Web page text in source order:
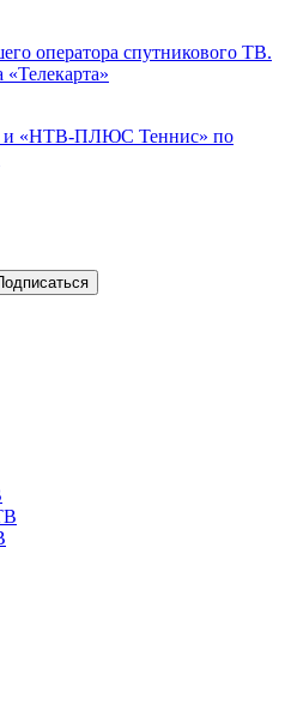
оператора спутникового ТВ.
и «НТВ-ПЛЮС Теннис» по